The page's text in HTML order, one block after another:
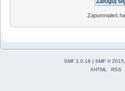
Zapomniałeś
SMF 2.0.18 SMF © 2015,
XHTML
RSS